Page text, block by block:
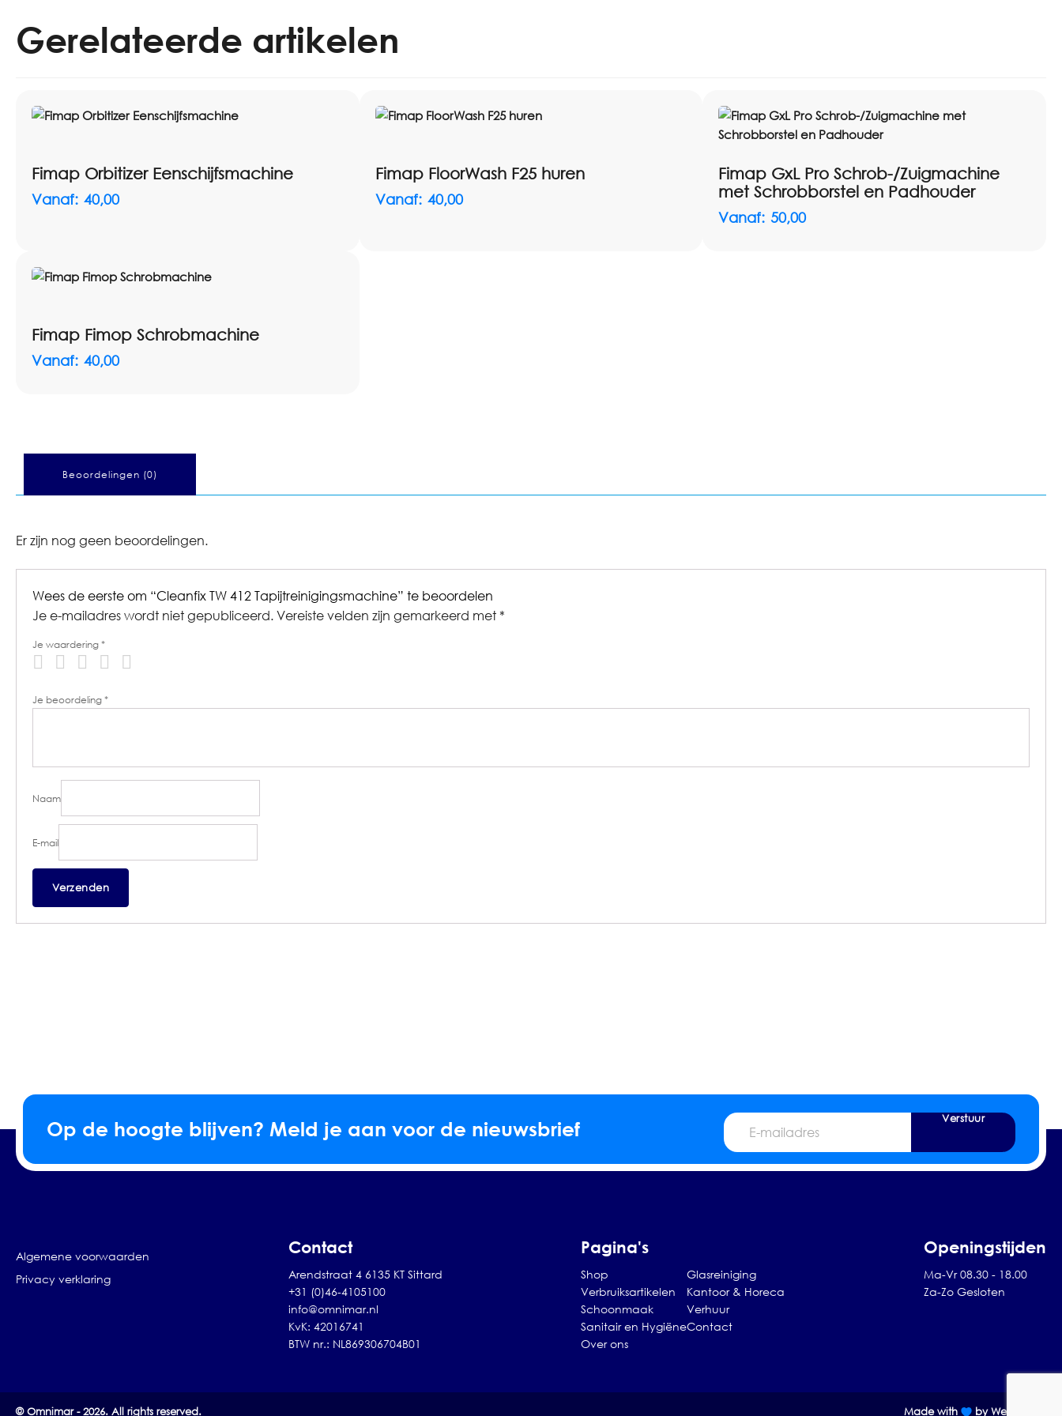
Type reiniging: sproei-extractie
Geschikt voor: textiele oppervlakken
Gebruik: professioneel en particulier gebruik na goed advies
reinigingsmiddel en de juiste werkwijze. Niet ieder textiel is hetzelfde, daarom is het
Gerelateerde artikelen
Fimap Orbitizer Eenschijfsmachine
Vanaf: 40,00
Fimap FloorWash F25 huren
Vanaf: 40,00
Fimap GxL Pro Schrob-/Zuigmachine
met Schrobborstel en Padhouder
Vanaf: 50,00
Fimap Fimop Schrobmachine
Vanaf: 40,00
Beoordelingen (0)
Er zijn nog geen beoordelingen.
Wees de eerste om “Cleanfix TW 412 Tapijtreinigingsmachine” te beoordelen
Je e-mailadres wordt niet gepubliceerd.Vereiste velden zijn gemarkeerd met *
Je waardering*
Je beoordeling*
Naam
E-mail
Op de hoogte blijven? Meld je aan voor de nieuwsbrief
E-
mailadres
Verstuur
Algemene voorwaarden
Privacy verklaring
Contact
Arendstraat 4 6135 KT Sittard
+31 (0)46-4105100
info@omnimar.nl
KvK: 42016741
BTW nr.: NL869306704B01
Pagina's
Shop
Verbruiksartikelen
Schoonmaak
Sanitair en Hygiëne
Over ons
Glasreiniging
Kantoor & Horeca
Verhuur
Contact
Openingstijden
Ma-Vr 08.30 - 18.00
Za-Zo Gesloten
© Omnimar - 2026. All rights reserved. Made with by Web Wings